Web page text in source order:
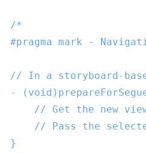
/*
#pragma mark -
// In a storyboard-
-
// Get the new
// Pass the
}